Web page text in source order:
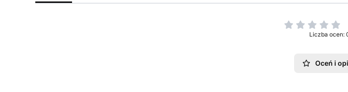
Liczba ocen:
Oceń i